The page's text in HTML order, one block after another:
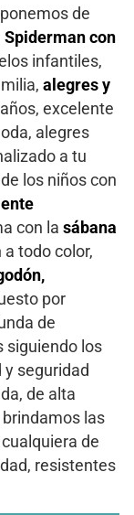
de
Spiderman con
infantiles,
alegres y
excelente
alegres
a tu
los niños con
con la sábana
a todo color,
por
de
siguiendo los
seguridad
de alta
las
de
resistentes